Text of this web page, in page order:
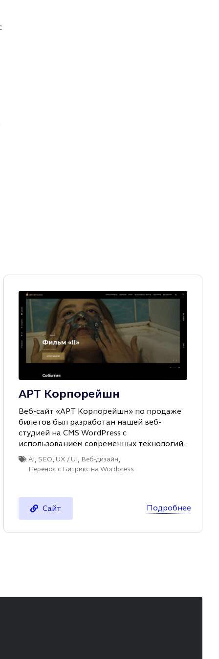
АРТ Корпорейшн
Веб-сайт «АРТ Корпорейшн» по продаже
билетов был разработан нашей веб-
студией на CMS WordPress с
использованием современных технологий.
AI, SEO, UX / UI, Веб-дизайн,
Перенос с Битрикс на Wordpress
Сайт Подробнее